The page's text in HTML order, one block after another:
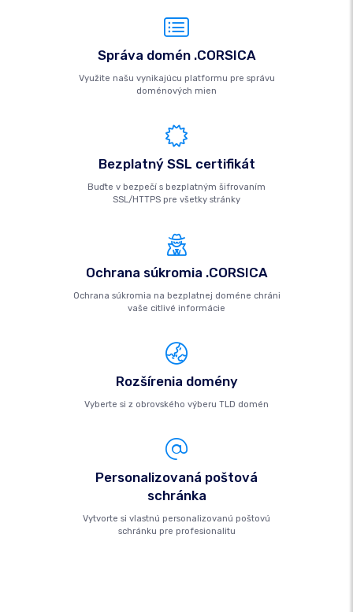
Správa domén .CORSICA
Využite našu vynikajúcu platformu pre správu
doménových mien
Bezplatný SSL certifikát
Buďte v bezpečí s bezplatným šifrovaním
SSL/HTTPS pre všetky stránky
Ochrana súkromia .CORSICA
Ochrana súkromia na bezplatnej doméne chráni
vaše citlivé informácie
Rozšírenia domény
Vyberte si z obrovského výberu TLD domén
Personalizovaná poštová
schránka
Vytvorte si vlastnú personalizovanú poštovú
schránku pre profesionalitu